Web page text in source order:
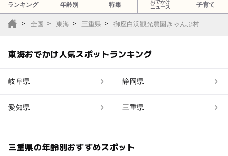
ランキング 年齢別 特集
おでかけ
ニュース
子育て
全国 東海 三重県 御座白浜観光農園きゃんぷ村
東海おでかけ人気スポットランキング
岐阜県 静岡県
愛知県 三重県
三重県の年齢別おすすめスポット